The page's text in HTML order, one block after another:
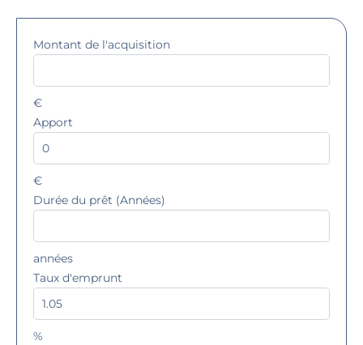
Montant de l'acquisition
€
Apport
€
Durée du prêt (Années)
années
Taux d'emprunt
%